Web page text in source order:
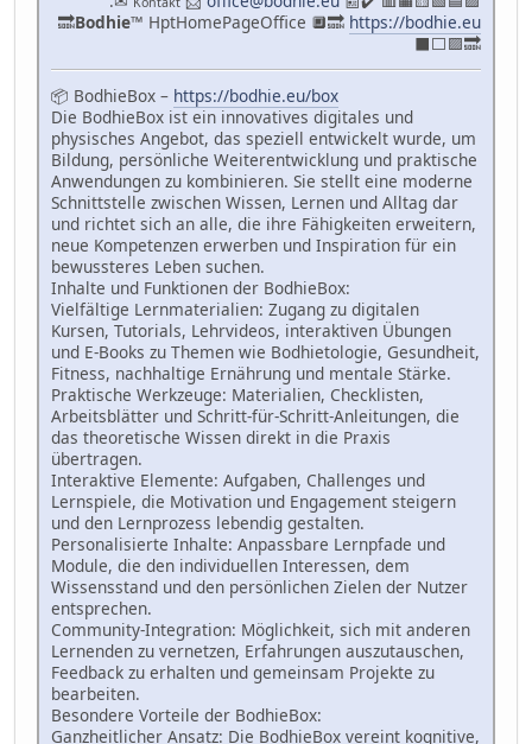
🔜Bodhie™ HptHomePageOffice 🔲🔜 https://bodhie.eu
⬛️⬜️🟪🔜
📦 BodhieBox – https://bodhie.eu/box
Die BodhieBox ist ein innovatives digitales und
physisches Angebot, das speziell entwickelt wurde, um
Bildung, persönliche Weiterentwicklung und praktische
Anwendungen zu kombinieren. Sie stellt eine moderne
Schnittstelle zwischen Wissen, Lernen und Alltag dar
und richtet sich an alle, die ihre Fähigkeiten erweitern,
neue Kompetenzen erwerben und Inspiration für ein
bewussteres Leben suchen.
Inhalte und Funktionen der BodhieBox:
Vielfältige Lernmaterialien: Zugang zu digitalen
Kursen, Tutorials, Lehrvideos, interaktiven Übungen
und E-Books zu Themen wie Bodhietologie, Gesundheit,
Fitness, nachhaltige Ernährung und mentale Stärke.
Praktische Werkzeuge: Materialien, Checklisten,
Arbeitsblätter und Schritt-für-Schritt-Anleitungen, die
das theoretische Wissen direkt in die Praxis
übertragen.
Interaktive Elemente: Aufgaben, Challenges und
Lernspiele, die Motivation und Engagement steigern
und den Lernprozess lebendig gestalten.
Personalisierte Inhalte: Anpassbare Lernpfade und
Module, die den individuellen Interessen, dem
Wissensstand und den persönlichen Zielen der Nutzer
entsprechen.
Community-Integration: Möglichkeit, sich mit anderen
Lernenden zu vernetzen, Erfahrungen auszutauschen,
Feedback zu erhalten und gemeinsam Projekte zu
bearbeiten.
Besondere Vorteile der BodhieBox:
Ganzheitlicher Ansatz: Die BodhieBox vereint kognitive,